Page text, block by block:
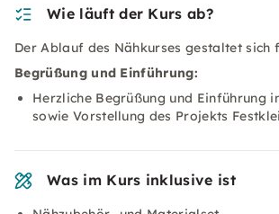
Wie läuft der Kurs ab?
Der Ablauf des Nähkurses gestaltet sich
Begrüßung und Einführung:
Herzliche Begrüßung und Einführung
sowie Vorstellung des Projekts
Was im Kurs inklusive ist